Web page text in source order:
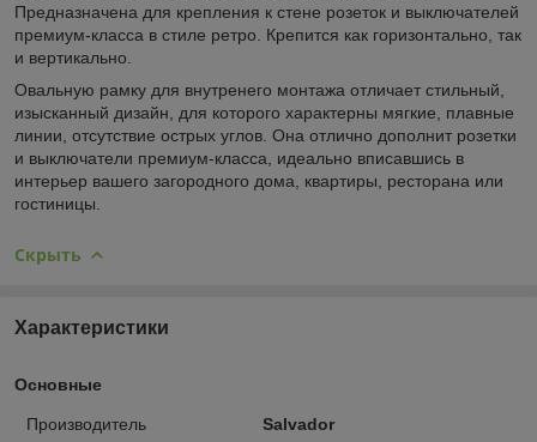
Предназначена для крепления к стене розеток и выключателей
премиум-класса в стиле ретро. Крепится как горизонтально, так
и вертикально.
Овальную рамку для внутренего монтажа отличает стильный,
изысканный дизайн, для которого характерны мягкие, плавные
линии, отсутствие острых углов. Она отлично дополнит розетки
и выключатели премиум-класса, идеально вписавшись в
интерьер вашего загородного дома, квартиры, ресторана или
гостиницы.
Скрыть
Характеристики
Основные
Производитель
Salvador